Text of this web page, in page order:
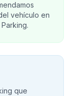
vehículo en
que